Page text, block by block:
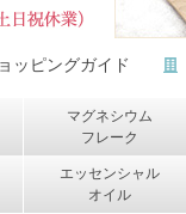
ッピングガイド
マグネシウム
フレーク
エッセンシャル
オイル